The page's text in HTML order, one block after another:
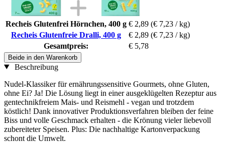
Recheis Glutenfrei Hörnchen, 400 g € 2,89 (€ 7,23 / kg)
Recheis Glutenfreie Dralli, 400 g
€ 2,89 (€ 7,23 / kg)
Gesamtpreis:
€ 5,78
Beide in den Warenkorb
Beschreibung
Nudel-Klassiker für ernährungssensitive Gourmets, ohne Gluten,
ohne Ei? Ja! Die Lösung liegt in einer ausgeklügelten Rezeptur aus
gentechnikfreiem Mais- und Reismehl - vegan und trotzdem
köstlich! Dank innovativer Produktionsverfahren bleiben der feine
Biss und volle Geschmack erhalten - die Krönung vieler liebevoll
zubereiteter Speisen. Plus: Die nachhaltige Kartonverpackung
schont die Umwelt.